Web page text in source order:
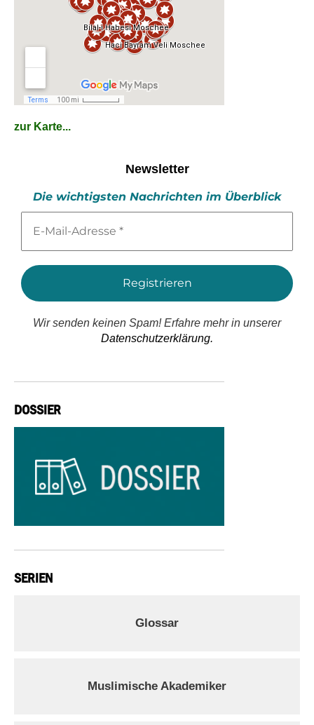
zur Karte...
Newsletter
Die wichtigsten Nachrichten im Überblick
Mail-
*
Wir senden keinen Spam! Erfahre mehr in unserer
Datenschutzerklärung.
DOSSIER
SERIEN
Glossar
Muslimische Akademiker